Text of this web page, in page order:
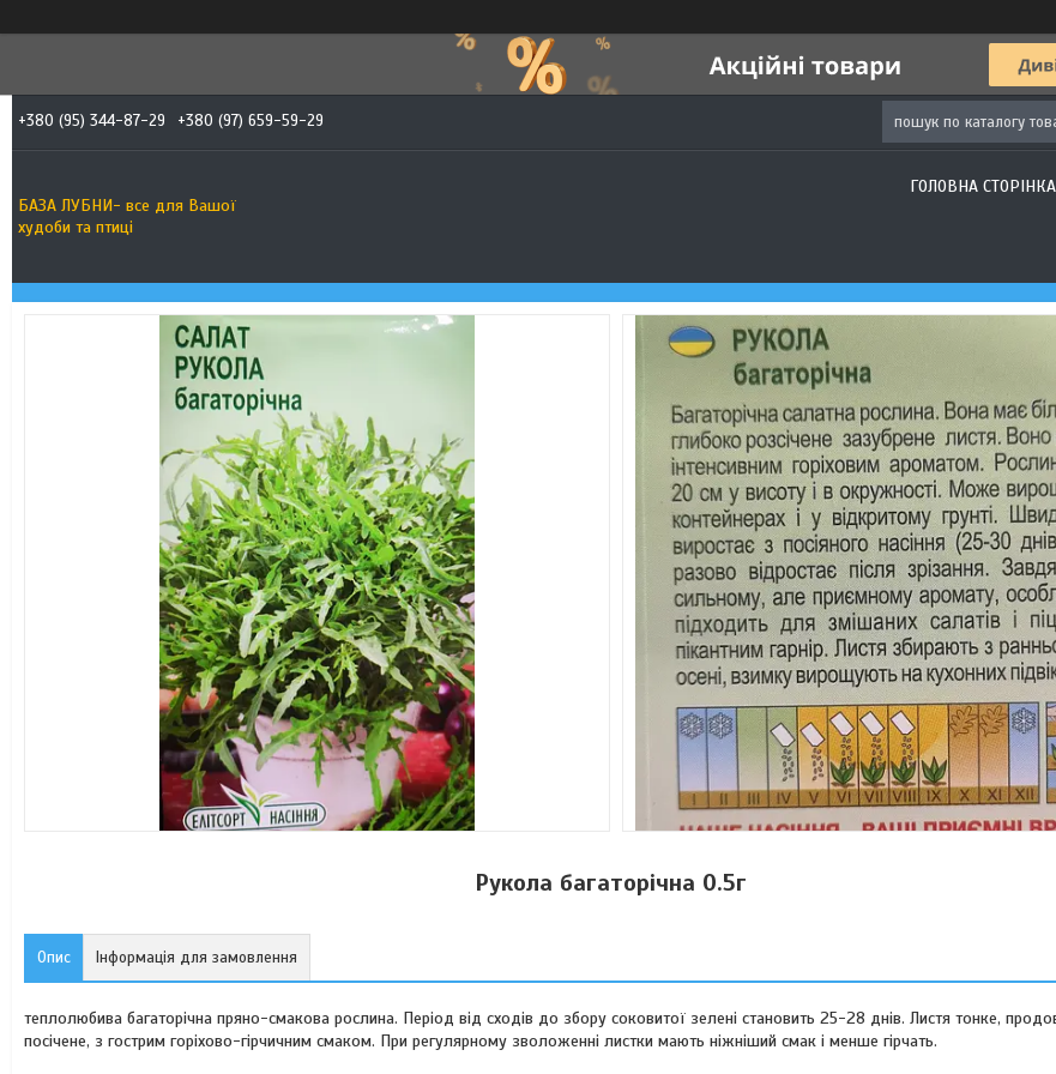
+380 (95) 344-87-29 +380 (97) 659-59-29
БАЗА ЛУБНИ- все для Вашої
худоби та птиці
ГОЛОВНА СТОРІНКА
Рукола багаторічна 0.5г
Опис Інформація для замовлення
теплолюбива багаторічна пряно-смакова рослина. Період від сходів до збору соковитої зелені становить 25-28 днів. Листя тонке,
посічене, з гострим горіхово-гірчичним смаком. При регулярному зволоженні листки мають ніжніший смак і менше гірчать.